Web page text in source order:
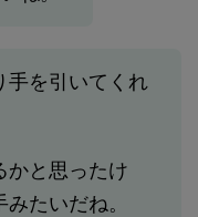
手を引いてくれ
かと思ったけ
たいだね。